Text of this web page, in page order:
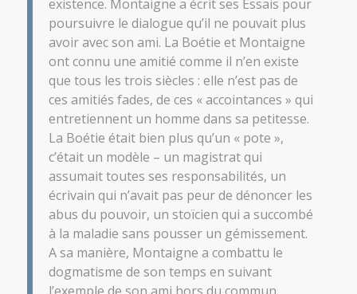
existence. Montaigne a écrit ses Essais pour
poursuivre le dialogue qu’il ne pouvait plus
avoir avec son ami. La Boétie et Montaigne
ont connu une amitié comme il n’en existe
que tous les trois siècles : elle n’est pas de
ces amitiés fades, de ces « accointances » qui
entretiennent un homme dans sa petitesse.
La Boétie était bien plus qu’un « pote »,
c’était un modèle – un magistrat qui
assumait toutes ses responsabilités, un
écrivain qui n’avait pas peur de dénoncer les
abus du pouvoir, un stoïcien qui a succombé
à la maladie sans pousser un gémissement.
A sa manière, Montaigne a combattu le
dogmatisme de son temps en suivant